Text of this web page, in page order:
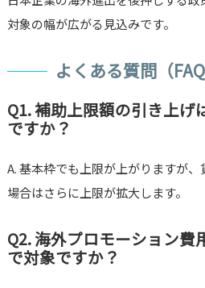
対象の幅が広がる見込みです。
よくある質問（FAQ
Q1. 補助上限額の引き上げ
ですか？
A. 基本枠でも上限が上がりますが
場合はさらに上限が拡大します。
Q2. 海外プロモーション費
で対象ですか？